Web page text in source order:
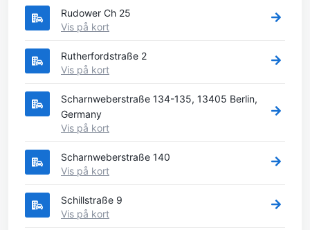
Rudower Ch 25
Vis på kort
Rutherfordstraße 2
Vis på kort
Scharnweberstraße 134-135, 13405 Berlin,
Germany
Vis på kort
Scharnweberstraße 140
Vis på kort
Schillstraße 9
Vis på kort